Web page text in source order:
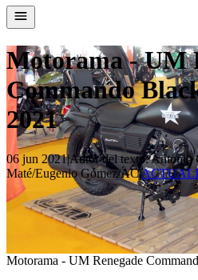
Motorama - UM
Commando
2021
06 jun 2021|Autor del texto:Antonio
Maté/Eugenio Gómez/AC|
Motorama - UM Renegade